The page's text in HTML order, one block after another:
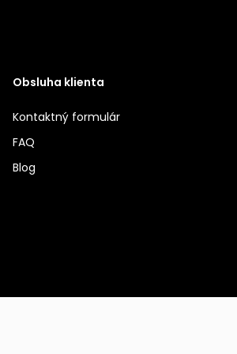
Obsluha klienta
Kontaktný formulár
FAQ
Blog